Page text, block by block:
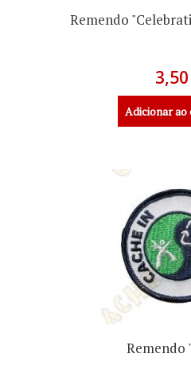
Remendo
Adicionar
Remendo